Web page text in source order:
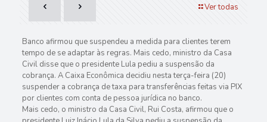
Ver todas
Banco afirmou que suspendeu a medida para clientes terem
tempo de se adaptar às regras. Mais cedo, ministro da Casa
Civil disse que o presidente Lula pediu a suspensão da
cobrança. A Caixa Econômica decidiu nesta terça-feira (20)
suspender a cobrança de taxa para transferências feitas via PIX
por clientes com conta de pessoa jurídica no banco.
Mais cedo, o ministro da Casa Civil, Rui Costa, afirmou que o